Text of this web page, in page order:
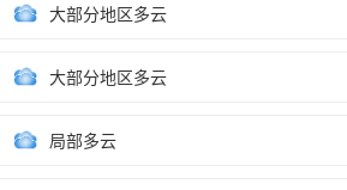
大部分地区多云
大部分地区多云
局部多云